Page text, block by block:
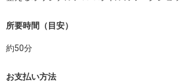
所要時間（目安）
約50分
お支払い方法